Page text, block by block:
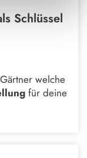
Schlüssel
welche
für deine